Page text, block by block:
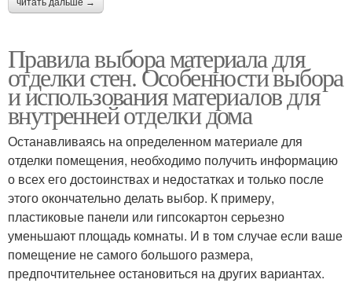
Правила выбора материала для
отделки стен. Особенности выбора
и использования материалов для
внутренней отделки дома
Останавливаясь на определенном материале для
отделки помещения, необходимо получить информацию
о всех его достоинствах и недостатках и только после
этого окончательно делать выбор. К примеру,
пластиковые панели или гипсокартон серьезно
уменьшают площадь комнаты. И в том случае если ваше
помещение не самого большого размера,
предпочтительнее остановиться на других вариантах.